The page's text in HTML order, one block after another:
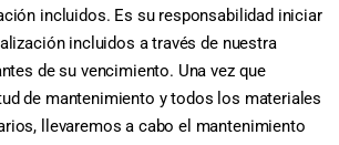
incluidos. Es su responsabilidad iniciar
incluidos a través de nuestra
de su vencimiento. Una vez que
de mantenimiento y todos los materiales
llevaremos a cabo el mantenimiento